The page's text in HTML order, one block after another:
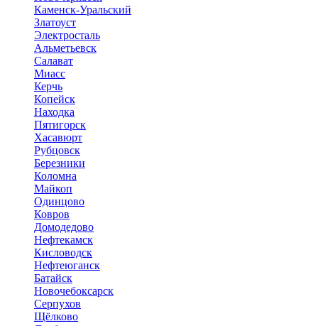
Каменск-Уральский
Златоуст
Электросталь
Альметьевск
Салават
Миасс
Керчь
Копейск
Находка
Пятигорск
Хасавюрт
Рубцовск
Березники
Коломна
Майкоп
Одинцово
Ковров
Домодедово
Нефтекамск
Кисловодск
Нефтеюганск
Батайск
Новочебоксарск
Серпухов
Щёлково